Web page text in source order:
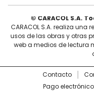
© CARACOL S.A.
CARACOL S.A. realiza
usos de las obras y otras
web a medios de lectura
Contacto
Pago